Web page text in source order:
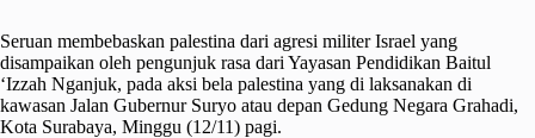
Seruan membebaskan palestina dari agresi militer Israel yang
disampaikan oleh pengunjuk rasa dari Yayasan Pendidikan Baitul
‘Izzah Nganjuk, pada aksi bela palestina yang di laksanakan di
kawasan Jalan Gubernur Suryo atau depan Gedung Negara Grahadi,
Kota Surabaya, Minggu (12/11) pagi.